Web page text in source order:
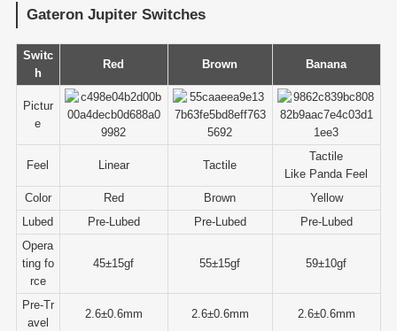
Gateron Jupiter Switches
Switc
h
Red Brown Banana
Pictur
e
Feel Linear Tactile
Tactile
Like Panda Feel
Color
Red Brown
Yellow
Lubed
Pre-Lubed Pre-Lubed
Pre-Lubed
Opera
ting fo
rce
45±15gf 55±15gf 59±10gf
Pre-Tr
avel
2.6±0.6mm 2.6±0.6mm 2.6±0.6mm